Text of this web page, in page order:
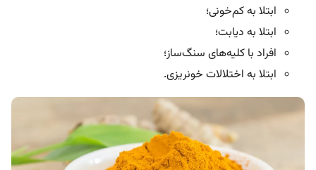
ابتلا به کم‌خونی؛
ابتلا به دیابت؛
افراد با کلیه‌های سنگ‌ساز؛
ابتلا به اختلالات خونریزی.